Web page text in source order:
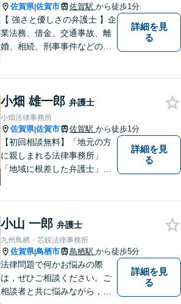
佐賀県|佐賀市 佐賀駅 から徒歩1分
【 強さと優しさの弁護士 】企
業法務、借金、交通事故、離
婚、相続、刑事事件などのご
なリーガルサービスを提供い
たします。
詳細を見
る
小畑 雄一郎 弁護士
小畑法律事務所
佐賀県|佐賀市 佐賀駅 から徒歩1分
【初回相談無料】「地元の方
に親しまれる法律事務所」
「地域に根差した弁護士」を
など幅広く対応しております
ので、まずはお気軽にご相談
下さい。【JR佐賀駅1分】
【子連れ相談可】
詳細を見
る
小山 一郎 弁護士
九州鳥栖・芯鋭法律事務所
佐賀県|鳥栖市 鳥栖駅 から徒歩5分
法律問題で何かお悩みの際
は，ぜひご相談ください。ご
相談者と共に悩みながら，い
詳細を見
る